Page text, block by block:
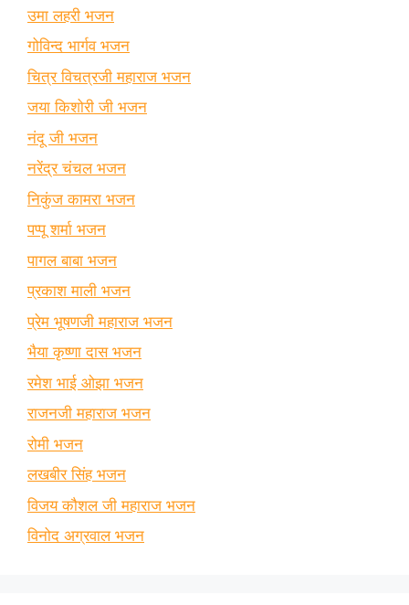
उमा लहरी भजन
गोविन्द भार्गव भजन
चित्र विचत्रजी महाराज भजन
जया किशोरी जी भजन
नंदू जी भजन
नरेंद्र चंचल भजन
निकुंज कामरा भजन
पप्पू शर्मा भजन
पागल बाबा भजन
प्रकाश माली भजन
प्रेम भूषणजी महाराज भजन
भैया कृष्णा दास भजन
रमेश भाई ओझा भजन
राजनजी महाराज भजन
रोमी भजन
लखबीर सिंह भजन
विजय कौशल जी महाराज भजन
विनोद अग्रवाल भजन